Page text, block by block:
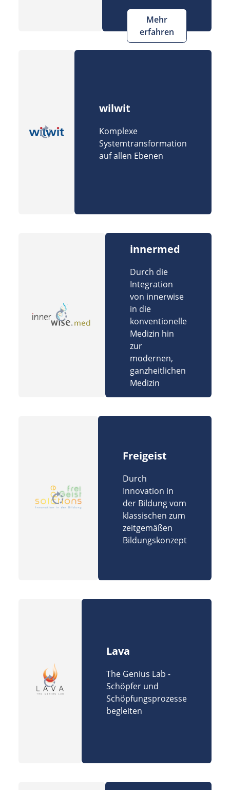
Mehr
erfahren
wilwit
Komplexe
Systemtransformation
auf allen Ebenen
innermed
Durch die
Integration
von innerwise
in die
konventionelle
Medizin hin
zur
modernen,
ganzheitlichen
Medizin
Freigeist
Durch
Innovation in
der Bildung vom
klassischen zum
zeitgemäßen
Bildungskonzept
Lava
The Genius Lab -
Schöpfer und
Schöpfungsprozesse
begleiten